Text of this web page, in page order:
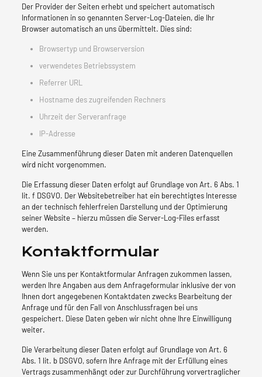
Der Provider der Seiten erhebt und speichert automatisch
Informationen in so genannten Server-Log-Dateien, die Ihr
Browser automatisch an uns übermittelt. Dies sind:
Browsertyp und Browserversion
verwendetes Betriebssystem
Referrer URL
Hostname des zugreifenden Rechners
Uhrzeit der Serveranfrage
IP-Adresse
Eine Zusammenführung dieser Daten mit anderen Datenquellen
wird nicht vorgenommen.
Die Erfassung dieser Daten erfolgt auf Grundlage von Art. 6 Abs. 1
lit. f DSGVO. Der Websitebetreiber hat ein berechtigtes Interesse
an der technisch fehlerfreien Darstellung und der Optimierung
seiner Website – hierzu müssen die Server-Log-Files erfasst
werden.
Kontaktformular
Wenn Sie uns per Kontaktformular Anfragen zukommen lassen,
werden Ihre Angaben aus dem Anfrageformular inklusive der von
Ihnen dort angegebenen Kontaktdaten zwecks Bearbeitung der
Anfrage und für den Fall von Anschlussfragen bei uns
gespeichert. Diese Daten geben wir nicht ohne Ihre Einwilligung
weiter.
Die Verarbeitung dieser Daten erfolgt auf Grundlage von Art. 6
Abs. 1 lit. b DSGVO, sofern Ihre Anfrage mit der Erfüllung eines
Vertrags zusammenhängt oder zur Durchführung vorvertraglicher